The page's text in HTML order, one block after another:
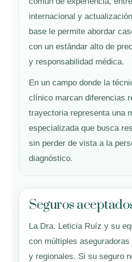
internacional y
base le permite abordar
con un estándar alto de
y responsabilidad médica.
En un campo donde la
clínico marcan diferencias
trayectoria representa una
especializada que busca
sin perder de vista a la
diagnóstico.
Seguros
La Dra. Leticia Ruíz y su
con múltiples
y regionales. Si su seguro